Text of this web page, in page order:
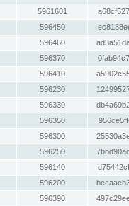
5961601
596450
596460
596370
596410
596230
596330
596350
596300
596250
596140
596200
596390